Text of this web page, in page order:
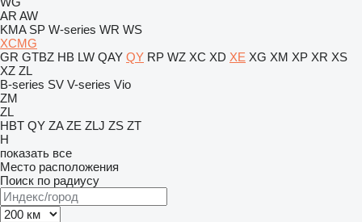
AR AW
KMA SP W-series WR WS
XCMG
GR GTBZ HB LW QAY QY RP WZ XC XD XE XG XM XP XR XS
XZ ZL
B-series SV V-series Vio
ZM
ZL
HBT QY ZA ZE ZLJ ZS ZT
H
показать все
Место расположения
Поиск по радиусу